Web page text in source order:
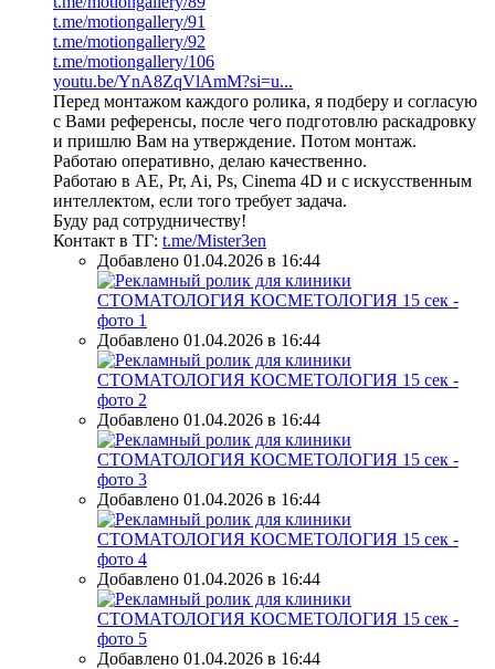
t.me/motiongallery/91
t.me/motiongallery/92
t.me/motiongallery/106
youtu.be/YnA8ZqVlAmM?si=u...
Перед монтажом каждого ролика, я подберу и согласую
с Вами референсы, после чего подготовлю раскадровку
и пришлю Вам на утверждение. Потом монтаж.
Работаю оперативно, делаю качественно.
Работаю в AE, Pr, Ai, Ps, Cinema 4D и с искусственным
интеллектом, если того требует задача.
Буду рад сотрудничеству!
Контакт в ТГ: t.me/Mister3en
Добавлено 01.04.2026 в 16:44
Добавлено 01.04.2026 в 16:44
Добавлено 01.04.2026 в 16:44
Добавлено 01.04.2026 в 16:44
Добавлено 01.04.2026 в 16:44
Добавлено 01.04.2026 в 16:44